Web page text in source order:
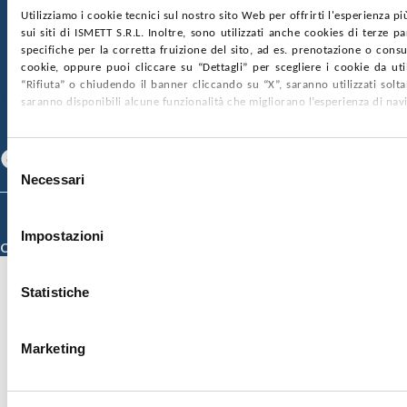
Utilizziamo i cookie tecnici sul nostro sito Web per offrirti l'esperienza
sui siti di ISMETT S.R.L. Inoltre, sono utilizzati anche cookies di terze
specifiche per la corretta fruizione del sito, ad es. prenotazione o
cookie, oppure puoi cliccare su “Dettagli” per scegliere i cookie da
“Rifiuta” o chiudendo il banner cliccando su “X”, saranno utilizzati
saranno disponibili alcune funzionalità che migliorano l’esperienza di
Selezione
delNecessari
Impostazioni
Statistiche
Marketing
SOCIETÀ TRASPARENTE WHISTLEBLOWING
GARE E CONTRATTIPRIVACYCOOKIE POLICY
SOSTIENICIMAPPA DEL SITOACCESSIBILITÀ
CONTATTI
Specializzazione)
Credits